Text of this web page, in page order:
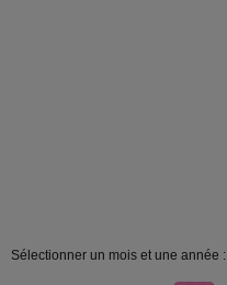
Sélectionner un mois et une année :